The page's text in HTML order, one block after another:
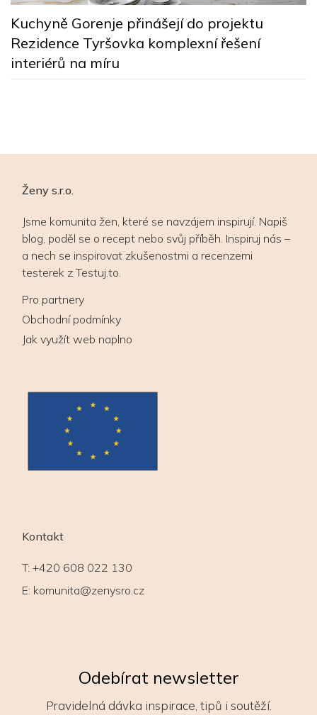
Kuchyně Gorenje přinášejí do projektu
Rezidence Tyršovka komplexní řešení
interiérů na míru
Ženy s.r.o.
Jsme komunita žen, které se navzájem inspirují. Napiš
blog, poděl se o recept nebo svůj příběh. Inspiruj nás –
a nech se inspirovat zkušenostmi a recenzemi
testerek z Testuj.to.
Pro partnery
Obchodní podmínky
Jak využít web naplno
Kontakt
T: +420 608 022 130
E: komunita@zenysro.cz
Odebírat newsletter
Pravidelná dávka inspirace, tipů i soutěží.